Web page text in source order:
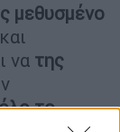
μεθυσμένο
να της
το